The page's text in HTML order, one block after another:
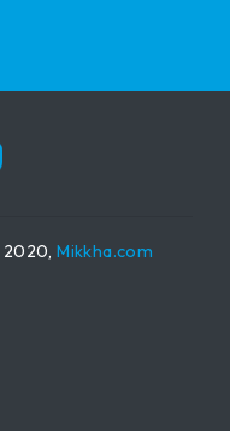
2020,Mikkha.com